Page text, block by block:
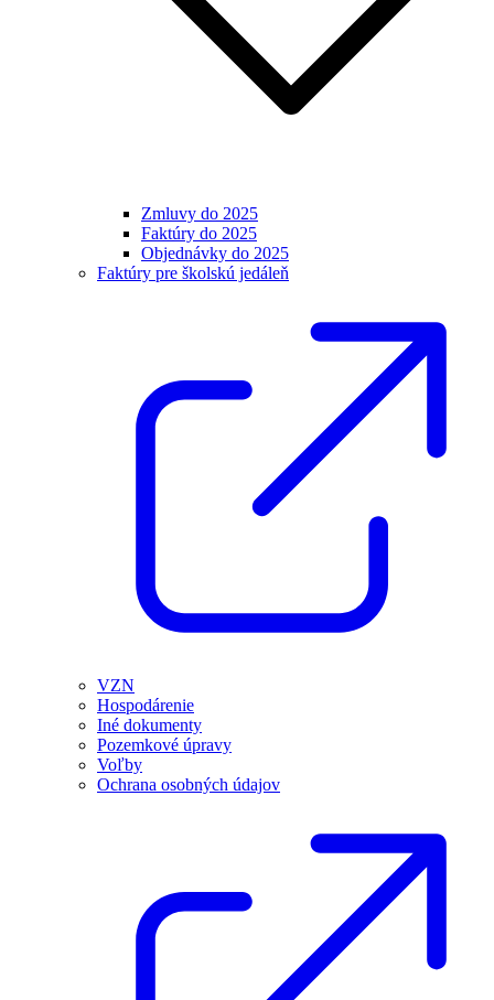
Zmluvy do 2025
Faktúry do 2025
Objednávky do 2025
Faktúry pre školskú jedáleň
VZN
Hospodárenie
Iné dokumenty
Pozemkové úpravy
Voľby
Ochrana osobných údajov